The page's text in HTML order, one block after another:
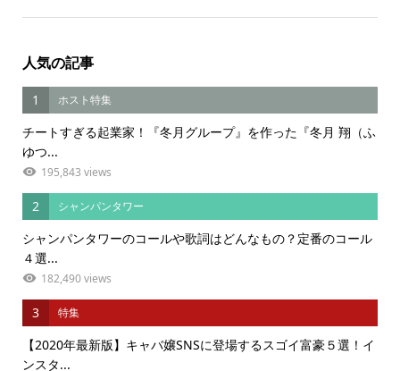
人気の記事
1 ホスト特集
チートすぎる起業家！『冬月グループ』を作った『冬月 翔（ふ
ゆつ...
195,843 views
2 シャンパンタワー
シャンパンタワーのコールや歌詞はどんなもの？定番のコール
４選...
182,490 views
3 特集
【2020年最新版】キャバ嬢SNSに登場するスゴイ富豪５選！イ
ンスタ...